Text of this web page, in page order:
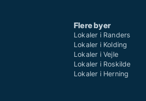
Flere byer
Lokaler i Randers
Lokaler i Kolding
Lokaler i Vejle
Lokaler i Roskilde
Lokaler i Herning